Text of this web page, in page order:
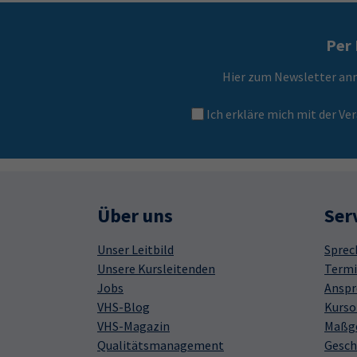
Per
Hier zum Newsletter
Ich erkläre mich mit der
Über uns
Unser Leitbild
Unsere Kursleitenden
Jobs
VHS-Blog
VHS-Magazin
Qualitätsmanagement